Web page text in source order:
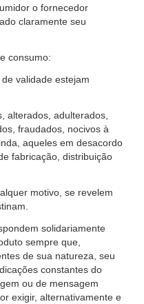
o fornecedor
claramente seu
consumo:
validade estejam
alterados, adulterados,
fraudados, nocivos à
aqueles em desacordo
fabricação, distribuição
motivo, se revelem
solidariamente
sempre que,
de sua natureza, seu
constantes do
ou de mensagem
exigir, alternativamente e